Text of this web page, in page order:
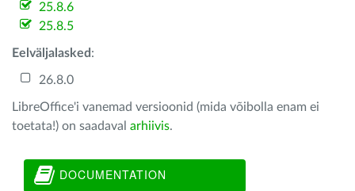
25.8.6
25.8.5
Eelväljalasked :
26.8.0
LibreOffice'i vanemad versioonid (mida võibolla enam ei
toetata!) on saadaval arhiivis.
DOCUMENTATION